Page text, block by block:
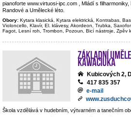
pianoforte www.virtuosi-ipc.com , Mládí s
Randové a Umělecké léto.
Obory: Kytara klasická, Kytara elektrická, Kontrabas,
Violoncello, Klavír, El. klávesy, Akordeon, Trubka,
Fagot, Lesní roh, Trombon, Pozoun, Bicí nástroje, Zpěv
Základní
Kawaciuka
Kubicových 2,
417 835 357
e-mail
Škola vzdělává v hudebním, výtvarném a tanečním